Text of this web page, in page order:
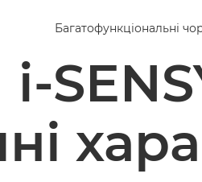
Багатофункціональні